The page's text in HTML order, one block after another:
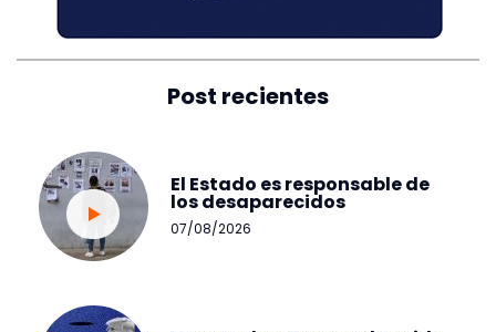
Post recientes
El Estado es responsable de
los desaparecidos
07/08/2026